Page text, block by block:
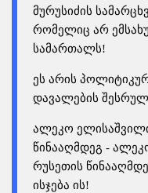
მურუსიძის
რომელიც არ
სამართალს!
ეს არის
დავალების
ალეკო
წინააღმდეგ -
რუსეთის
ისჯება ის!